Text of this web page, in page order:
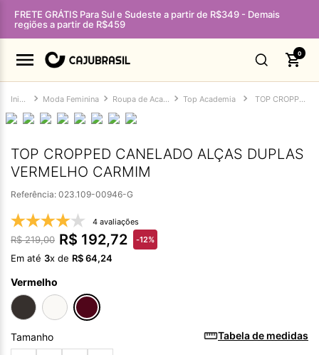
FRETE GRÁTIS Para Sul e Sudeste a partir de R$349 - Demais
regiões a partir de R$459
0
Moda Feminina Roupa de Academia Feminina Top Academia TOP CROPPED CANELADO ALÇAS DUPLAS VERMELHO CARMIM
TOP CROPPED CANELADO ALÇAS DUPLAS
VERMELHO CARMIM
Referência: 023.109-00946-G
4 avaliações
R$ 219,00 R$ 192,72 -12%
Em até 3x de R$64,24
Vermelho
Tamanho Tabela de medidas